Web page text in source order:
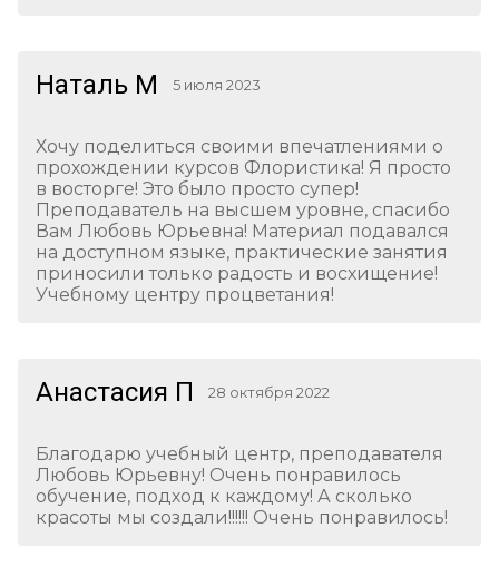
Наталь М 5 июля 2023
Хочу поделиться своими впечатлениями о
прохождении курсов Флористика! Я просто
в восторге! Это было просто супер!
Преподаватель на высшем уровне, спасибо
Вам Любовь Юрьевна! Материал подавался
на доступном языке, практические занятия
приносили только радость и восхищение!
Учебному центру процветания!
Анастасия П 28 октября 2022
Благодарю учебный центр, преподавателя
Любовь Юрьевну! Очень понравилось
обучение, подход к каждому! А сколько
красоты мы создали!!!!!! Очень понравилось!